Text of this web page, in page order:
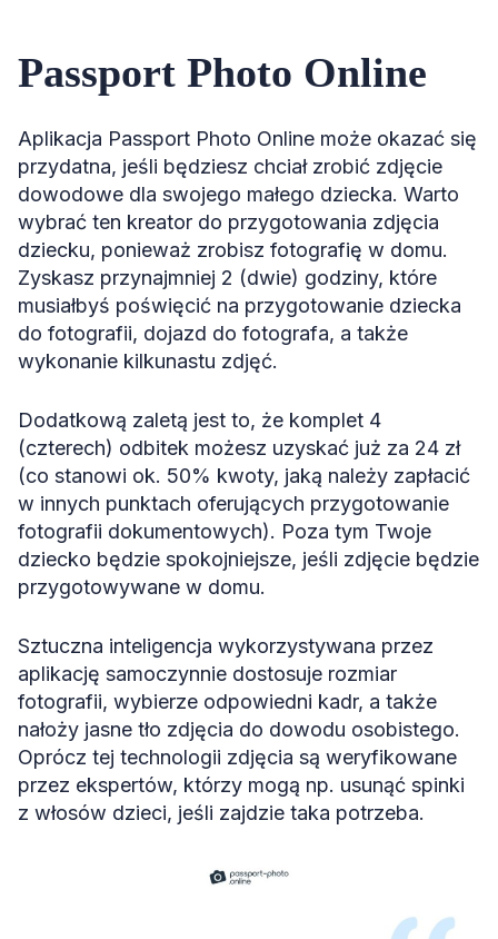
Passport Photo Online
Aplikacja Passport Photo Online może okazać się
przydatna, jeśli będziesz chciał zrobić zdjęcie
dowodowe dla swojego małego dziecka. Warto
wybrać ten kreator do przygotowania zdjęcia
dziecku, ponieważ zrobisz fotografię w domu.
Zyskasz przynajmniej 2 (dwie) godziny, które
musiałbyś poświęcić na przygotowanie dziecka
do fotografii, dojazd do fotografa, a także
wykonanie kilkunastu zdjęć.
Dodatkową zaletą jest to, że komplet 4
(czterech) odbitek możesz uzyskać już za 24 zł
(co stanowi ok. 50% kwoty, jaką należy zapłacić
w innych punktach oferujących przygotowanie
fotografii dokumentowych). Poza tym Twoje
dziecko będzie spokojniejsze, jeśli zdjęcie będzie
przygotowywane w domu.
Sztuczna inteligencja wykorzystywana przez
aplikację samoczynnie dostosuje rozmiar
fotografii, wybierze odpowiedni kadr, a także
nałoży jasne tło zdjęcia do dowodu osobistego.
Oprócz tej technologii zdjęcia są weryfikowane
przez ekspertów, którzy mogą np. usunąć spinki
z włosów dzieci, jeśli zajdzie taka potrzeba.